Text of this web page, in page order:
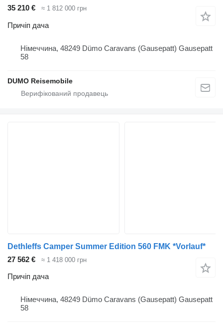
35 210 €
≈ 1 812 000 грн
Причіп дача
Німеччина, 48249 Dümo Caravans (Gausepatt) Gausepatt
58
DUMO Reisemobile
Dethleffs Camper Summer Edition 560 FMK *Vorlauf*
27 562 €
≈ 1 418 000 грн
Причіп дача
Німеччина, 48249 Dümo Caravans (Gausepatt) Gausepatt
58